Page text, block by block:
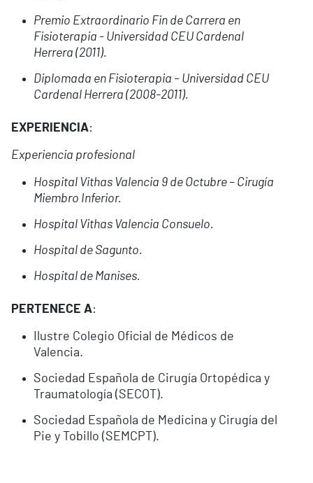
Premio Extraordinario Fin de Carrera en
Fisioterapia - Universidad CEU Cardenal
Herrera (2011).
Diplomada en Fisioterapia – Universidad CEU
Cardenal Herrera (2008-2011).
EXPERIENCIA:
Experiencia profesional
Hospital Vithas Valencia 9 de Octubre – Cirugía
Miembro Inferior.
Hospital Vithas Valencia Consuelo.
Hospital de Sagunto.
Hospital de Manises.
PERTENECE A:
Ilustre Colegio Oficial de Médicos de
Valencia.
Sociedad Española de Cirugía Ortopédica y
Traumatología (SECOT).
Sociedad Española de Medicina y Cirugía del
Pie y Tobillo (SEMCPT).